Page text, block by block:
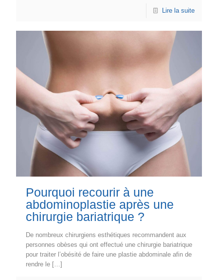
Lire la suite
Pourquoi recourir à une
abdominoplastie après une
chirurgie bariatrique ?
De nombreux chirurgiens esthétiques recommandent aux
personnes obèses qui ont effectué une chirurgie bariatrique
pour traiter l’obésité de faire une plastie abdominale afin de
rendre le […]